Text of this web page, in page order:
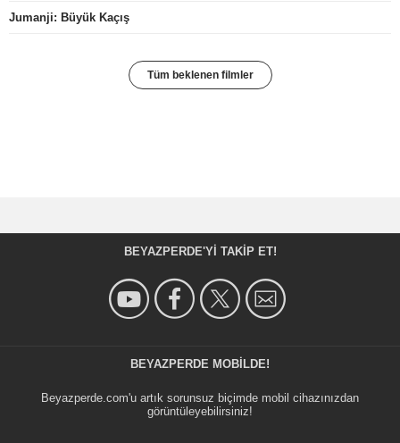
Jumanji: Büyük Kaçış
Tüm beklenen filmler
BEYAZPERDE'YI TAKIP ET!
BEYAZPERDE MOBILDE!
Beyazperde.com'u artık sorunsuz biçimde mobil cihazınızdan
görüntüleyebilirsiniz!